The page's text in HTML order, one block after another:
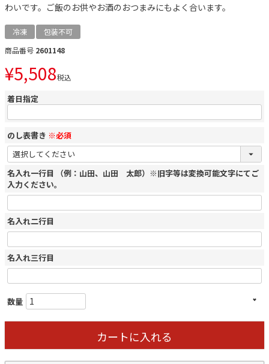
わいです。ご飯のお供やお酒のおつまみにもよく合います。
冷凍
包装不可
商品番号 2601148
¥5,508税込
着日指定
のし表書き ※必須
名入れ一行目 （例：山田、山田 太郎）※旧字等は変換可能文字にてご
入力ください。
名入れ二行目
名入れ三行目
カートに入れる